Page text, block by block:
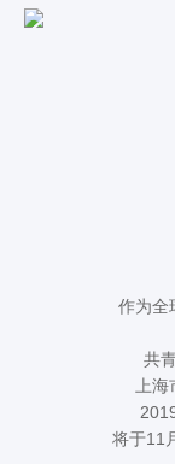
作为全
共
上
将于11